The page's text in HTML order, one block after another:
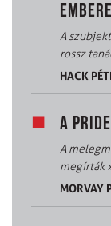
A
rossz
HACK
A
A
megírták
MORVAY